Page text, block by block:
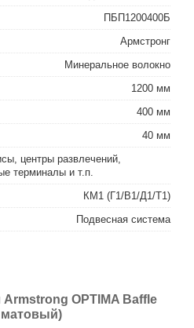
ПБП1200400Б
Армстронг
Минеральное волокно
1200 мм
400 мм
40 мм
центры развлечений,
терминалы и т.п.
КМ1 (Г1/В1/Д1/Т1)
Подвесная система
OPTIMA Baffle